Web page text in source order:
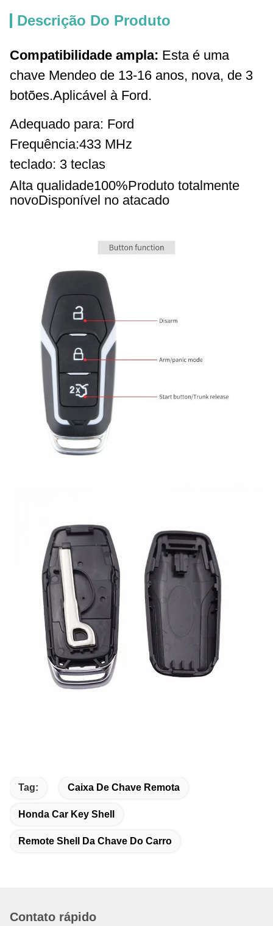
Descrição Do Produto
Compatibilidade ampla: Esta é uma
chave Mendeo de 13-16 anos, nova, de 3
botões.Aplicável à Ford.
Adequado para: Ford
Frequência:433 MHz
teclado: 3 teclas
Alta qualidade100%Produto totalmente
novoDisponível no atacado
Tag: Caixa De Chave Remota
Honda Car Key Shell
Remote Shell Da Chave Do Carro
Contato rápido